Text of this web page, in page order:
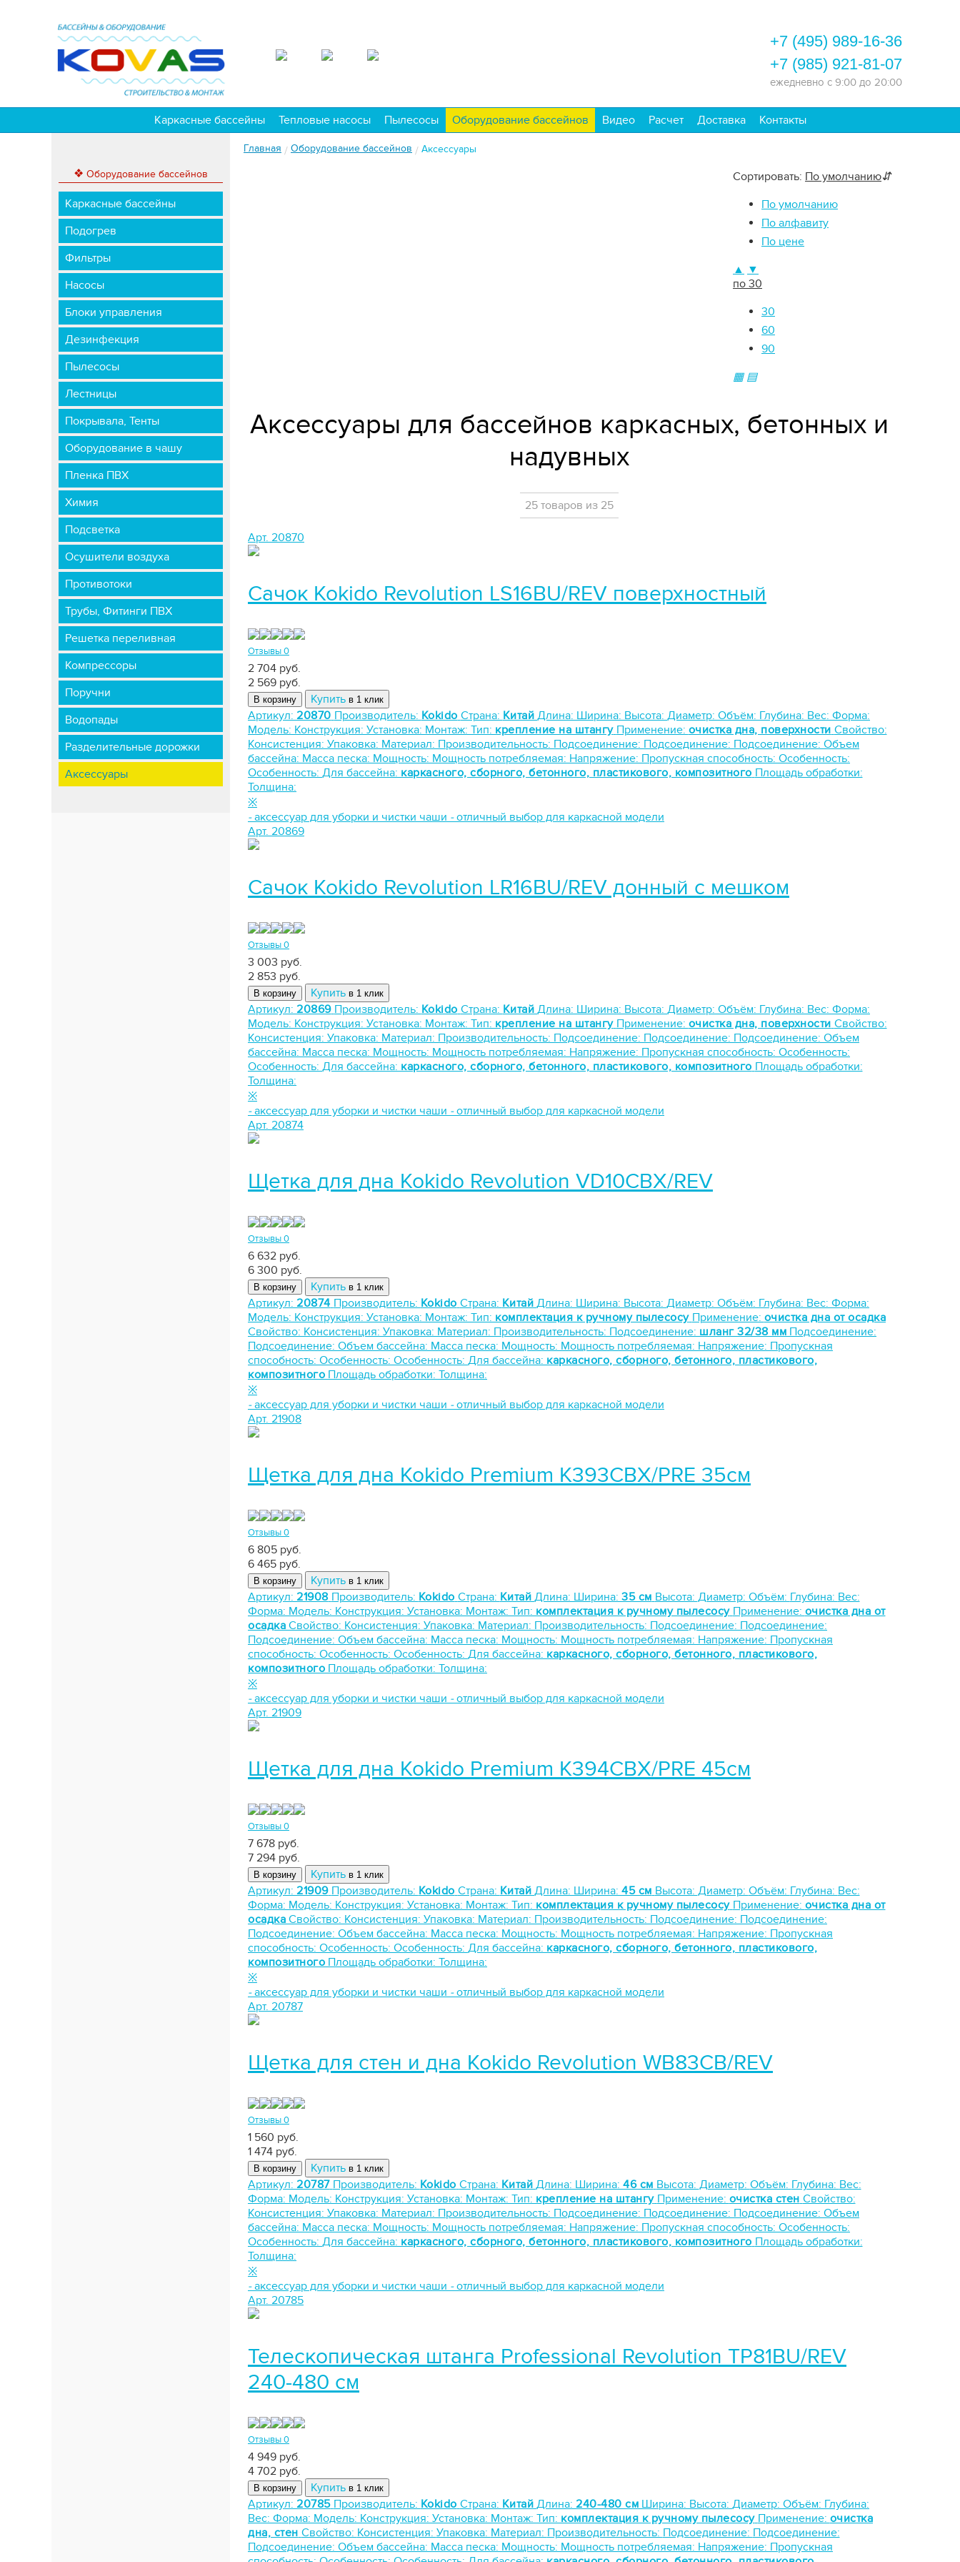
+7 (495) 989-16-36
+7 (985) 921-81-07
ежедневно с 9:00 до 20:00
Каркасные бассейны Тепловые насосы Пылесосы Оборудование бассейнов Видео Расчет Доставка Контакты
❖ Оборудование бассейнов
Каркасные бассейны
Подогрев
Фильтры
Насосы
Блоки управления
Дезинфекция
Пылесосы
Лестницы
Покрывала, Тенты
Оборудование в чашу
Пленка ПВХ
Химия
Подсветка
Осушители воздуха
Противотоки
Трубы, Фитинги ПВХ
Решетка переливная
Компрессоры
Поручни
Водопады
Разделительные дорожки
Аксессуары
Главная / Оборудование бассейнов / Аксессуары
Сортировать: По умолчанию⇵
По умолчанию
По алфавиту
По цене
▲ ▼
по 30
30
60
90
▦ ▤
Аксессуары для бассейнов каркасных, бетонных и
надувных
25 товаров из 25
Арт. 20870
Сачок Kokido Revolution LS16BU/REV поверхностный
Отзывы 0
2 704 руб.
2 569 руб.
В корзину Купить в 1 клик
Артикул: 20870 Производитель: Kokido Страна: Китай Длина: Ширина: Высота: Диаметр: Объём: Глубина: Вес: Форма:
Модель: Конструкция: Установка: Монтаж: Тип: крепление на штангу Применение: очистка дна, поверхности Свойство:
Консистенция: Упаковка: Материал: Производительность: Подсоединение: Подсоединение: Подсоединение: Объем
бассейна: Масса песка: Мощность: Мощность потребляемая: Напряжение: Пропускная способность: Особенность:
Особенность: Для бассейна: каркасного, сборного, бетонного, пластикового, композитного Площадь обработки:
Толщина:
※
-аксессуар для уборки и чистки чаши -отличный выбор для каркасной модели
Арт. 20869
Сачок Kokido Revolution LR16BU/REV донный с мешком
Отзывы 0
3 003 руб.
2 853 руб.
В корзину Купить в 1 клик
Артикул: 20869 Производитель: Kokido Страна: Китай Длина: Ширина: Высота: Диаметр: Объём: Глубина: Вес: Форма:
Модель: Конструкция: Установка: Монтаж: Тип: крепление на штангу Применение: очистка дна, поверхности Свойство:
Консистенция: Упаковка: Материал: Производительность: Подсоединение: Подсоединение: Подсоединение: Объем
бассейна: Масса песка: Мощность: Мощность потребляемая: Напряжение: Пропускная способность: Особенность:
Особенность: Для бассейна: каркасного, сборного, бетонного, пластикового, композитного Площадь обработки:
Толщина:
※
-аксессуар для уборки и чистки чаши -отличный выбор для каркасной модели
Арт. 20874
Щетка для дна Kokido Revolution VD10CBX/REV
Отзывы 0
6 632 руб.
6 300 руб.
В корзину Купить в 1 клик
Артикул: 20874 Производитель: Kokido Страна: Китай Длина: Ширина: Высота: Диаметр: Объём: Глубина: Вес: Форма:
Модель: Конструкция: Установка: Монтаж: Тип: комплектация к ручному пылесосу Применение: очистка дна от осадка
Свойство: Консистенция: Упаковка: Материал: Производительность: Подсоединение: шланг 32/38 мм Подсоединение:
Подсоединение: Объем бассейна: Масса песка: Мощность: Мощность потребляемая: Напряжение: Пропускная
способность: Особенность: Особенность: Для бассейна: каркасного, сборного, бетонного, пластикового,
композитного Площадь обработки: Толщина:
※
-аксессуар для уборки и чистки чаши -отличный выбор для каркасной модели
Арт. 21908
Щетка для дна Kokido Premium K393CBX/PRE 35см
Отзывы 0
6 805 руб.
6 465 руб.
В корзину Купить в 1 клик
Артикул: 21908 Производитель: Kokido Страна: Китай Длина: Ширина: 35 см Высота: Диаметр: Объём: Глубина: Вес:
Форма: Модель: Конструкция: Установка: Монтаж: Тип: комплектация к ручному пылесосу Применение: очистка дна от
осадка Свойство: Консистенция: Упаковка: Материал: Производительность: Подсоединение: Подсоединение:
Подсоединение: Объем бассейна: Масса песка: Мощность: Мощность потребляемая: Напряжение: Пропускная
способность: Особенность: Особенность: Для бассейна: каркасного, сборного, бетонного, пластикового,
композитного Площадь обработки: Толщина:
※
-аксессуар для уборки и чистки чаши -отличный выбор для каркасной модели
Арт. 21909
Щетка для дна Kokido Premium K394CBX/PRE 45см
Отзывы 0
7 678 руб.
7 294 руб.
В корзину Купить в 1 клик
Артикул: 21909 Производитель: Kokido Страна: Китай Длина: Ширина: 45 см Высота: Диаметр: Объём: Глубина: Вес:
Форма: Модель: Конструкция: Установка: Монтаж: Тип: комплектация к ручному пылесосу Применение: очистка дна от
осадка Свойство: Консистенция: Упаковка: Материал: Производительность: Подсоединение: Подсоединение:
Подсоединение: Объем бассейна: Масса песка: Мощность: Мощность потребляемая: Напряжение: Пропускная
способность: Особенность: Особенность: Для бассейна: каркасного, сборного, бетонного, пластикового,
композитного Площадь обработки: Толщина:
※
-аксессуар для уборки и чистки чаши -отличный выбор для каркасной модели
Арт. 20787
Щетка для стен и дна Kokido Revolution WB83CB/REV
Отзывы 0
1 560 руб.
1 474 руб.
В корзину Купить в 1 клик
Артикул: 20787 Производитель: Kokido Страна: Китай Длина: Ширина: 46 см Высота: Диаметр: Объём: Глубина: Вес:
Форма: Модель: Конструкция: Установка: Монтаж: Тип: крепление на штангу Применение: очистка стен Свойство:
Консистенция: Упаковка: Материал: Производительность: Подсоединение: Подсоединение: Подсоединение: Объем
бассейна: Масса песка: Мощность: Мощность потребляемая: Напряжение: Пропускная способность: Особенность:
Особенность: Для бассейна: каркасного, сборного, бетонного, пластикового, композитного Площадь обработки:
Толщина:
※
-аксессуар для уборки и чистки чаши -отличный выбор для каркасной модели
Арт. 20785
Телескопическая штанга Professional Revolution TP81BU/REV
240-480 см
Отзывы 0
4 949 руб.
4 702 руб.
В корзину Купить в 1 клик
Артикул: 20785 Производитель: Kokido Страна: Китай Длина: 240-480 см Ширина: Высота: Диаметр: Объём: Глубина:
Вес: Форма: Модель: Конструкция: Установка: Монтаж: Тип: комплектация к ручному пылесосу Применение: очистка
дна, стен Свойство: Консистенция: Упаковка: Материал: Производительность: Подсоединение: Подсоединение:
Подсоединение: Объем бассейна: Масса песка: Мощность: Мощность потребляемая: Напряжение: Пропускная